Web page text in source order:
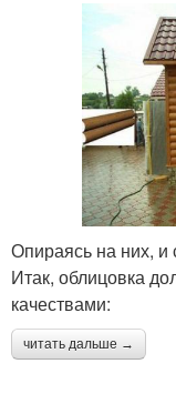
Опираясь на них, и
Итак, облицовка
качествами:
читать дальше →